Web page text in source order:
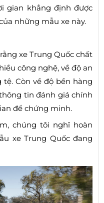
gian khẳng định được
những mẫu xe này.
xe Trung Quốc chất
công nghệ, về độ an
Còn về độ bền hàng
tin đánh giá chính
để chứng minh.
chúng tôi nghĩ hoàn
xe Trung Quốc đang